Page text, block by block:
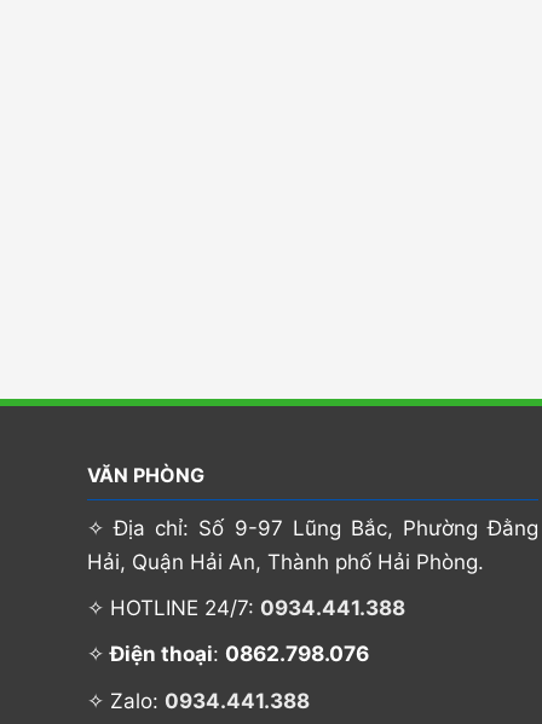
VĂN PHÒNG
✧ Địa chỉ: Số 9-97 Lũng Bắc, Phường Đằng
Hải, Quận Hải An, Thành phố Hải Phòng.
✧ HOTLINE 24/7: 0934.441.388
✧Điện thoại: 0862.798.076
✧ Zalo: 0934.441.388